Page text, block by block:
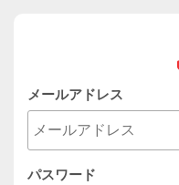
メールアドレス
パスワード